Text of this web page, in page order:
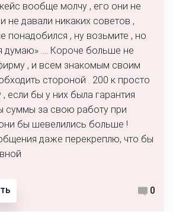
вообще молчу , его они не
не давали никаких советов ,
понадобился , ну возьмите , но
думаю» …. Короче больше не
, и всем знакомым своим
стороной . 200 к просто
, если бы у них была гарантия
суммы за свою работу при
бы шевелились больше !
даже перекреплю, что бы
0